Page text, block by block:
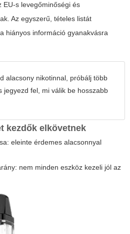
EU-s levegőminőségi és
Az egyszerű, tételes listát
hiányos információ gyanakvásra
alacsony nikotinnal, próbálj több
jegyezd fel, mi válik be hosszabb
kezdők elkövetnek
eleinte érdemes alacsonnyal
nem minden eszköz kezeli jól az